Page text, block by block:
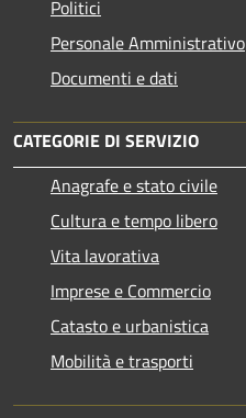
Politici
Personale Amministrativo
Documenti e dati
CATEGORIE DI SERVIZIO
Anagrafe e stato civile
Cultura e tempo libero
Vita lavorativa
Imprese e Commercio
Catasto e urbanistica
Mobilità e trasporti